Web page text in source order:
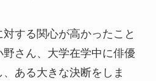
する関心が高かったこと
さん、大学在学中に俳優
ある大きな決断をしま